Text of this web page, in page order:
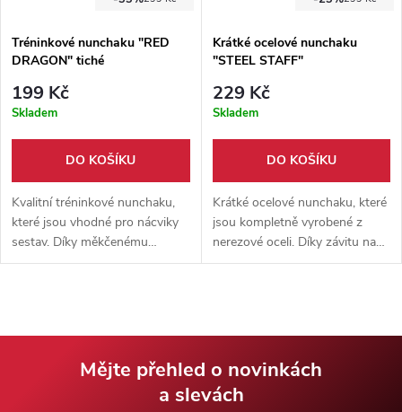
Tréninkové nunchaku "RED
DRAGON" tiché
199 Kč
Skladem
DO KOŠÍKU
Kvalitní tréninkové nunchaku,
které jsou vhodné pro nácviky
sestav. Díky měkčenému
povrchu se nemusíte bát újmy
Krátké ocelové nunchaku
"STEEL STAFF"
229 Kč
Skladem
DO KOŠÍKU
Krátké ocelové nunchaku, které
jsou kompletně vyrobené z
nerezové oceli. Díky závitu na
bucharu je lze spojit do
Mějte přehled o novinkách
a slevách